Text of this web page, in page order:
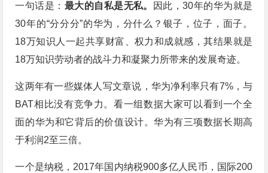
一句话是： 最大的自私是无私。
因此，30年的华为就是
30年的“分分分”的华为，分什么？银子，位子，面子。
18万知识人一起共享财富、权力和成就感，其结果就是
18万知识劳动者的战斗力和凝聚力所带来的发展奇迹。
这两年有一些媒体人写文章说，华为净利率只有7%，与
BAT相比没有竞争力。看一组数据大家可以看到一个全
面的华为和它背后的价值设计。华为有三项数据长期高
于利润2至三倍。
一个是纳税，2017年国内纳税900多亿人民币，国际200